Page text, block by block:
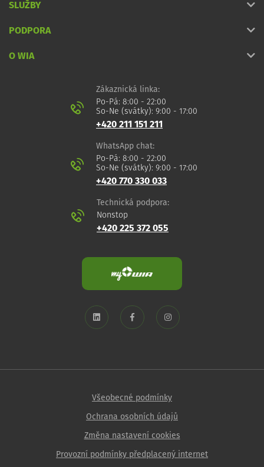
SLUŽBY
PODPORA
O WIA
Zákaznická linka:
Po-Pá: 8:00 - 22:00
So-Ne (svátky): 9:00 - 17:00
+420 211 151 211
WhatsApp chat:
Po-Pá: 8:00 - 22:00
So-Ne (svátky): 9:00 - 17:00
+420 770 330 033
Technická podpora:
Nonstop
+420 225 372 055
Všeobecné podmínky
Ochrana osobních údajů
Změna nastavení cookies
Provozní podmínky předplacený internet